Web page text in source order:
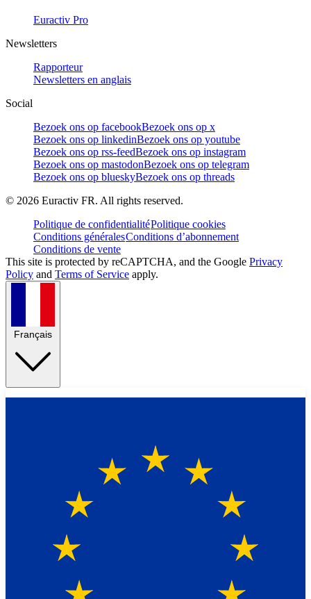
Euractiv Pro
Newsletters
Rapporteur
Newsletters en anglais
Social
Bezoek ons op facebookBezoek ons op x
Bezoek ons op linkedinBezoek ons op youtube
Bezoek ons op rss-feedBezoek ons op instagram
Bezoek ons op mastodonBezoek ons op telegram
Bezoek ons op blueskyBezoek ons op threads
© 2026 Euractiv FR. All rights reserved.
Politique de confidentialitéPolitique cookies
Conditions généralesConditions d’abonnement
Conditions de vente
This site is protected by reCAPTCHA, and the Google Privacy
Policy and Terms of Service apply.
Français